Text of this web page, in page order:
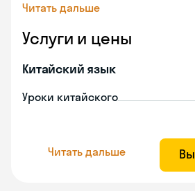
Читать дальше
Услуги и цены
Китайский язык
Уроки китайского
Читать дальше